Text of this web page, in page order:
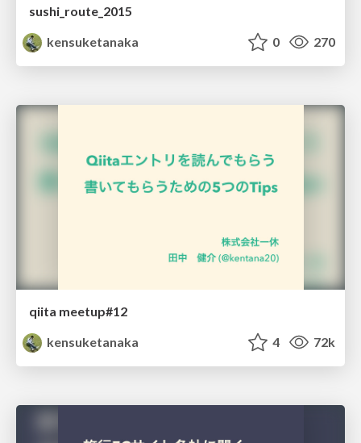
sushi_route_2015
kensuketanaka
0 270
qiita meetup#12
kensuketanaka
4 72k